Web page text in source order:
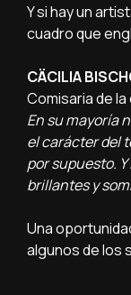
Y si hay un
cuadro que
CÄCILIA
Comisaria de
En su mayoría
el carácter del
por supuesto.
brillantes y
Una
algunos de los